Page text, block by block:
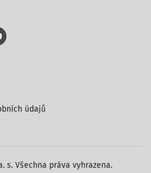
s. Všechna práva vyhrazena.
údajů